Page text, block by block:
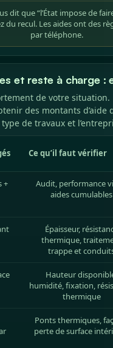
dit que “l’État impose de
du recul. Les aides ont des
par téléphone.
et reste à charge :
de votre
des montants
de travaux et
Ce qu’il faut vérifier
+
Audit, performance
aides cumulables
Épaisseur,
thermique,
trappe et
Hauteur
humidité, fixation,
thermique
Ponts thermiques,
perte de surface